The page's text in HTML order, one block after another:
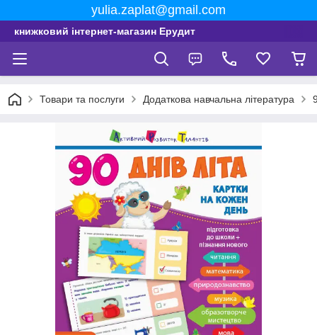
yulia.zaplat@gmail.com
книжковий інтернет-магазин Ерудит
Товари та послуги Додаткова навчальна література